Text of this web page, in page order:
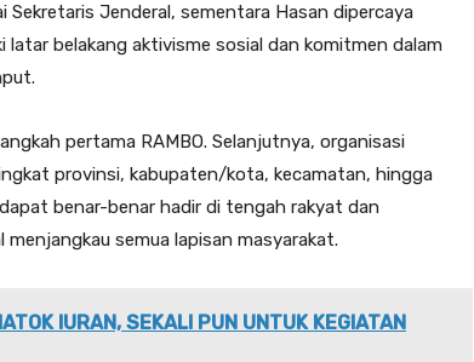
Jenderal, sementara Hasan dipercaya
latar belakang aktivisme sosial dan komitmen dalam
pertama RAMBO. Selanjutnya, organisasi
provinsi, kabupaten/kota, kecamatan, hingga
benar-benar hadir di tengah rakyat dan
semua lapisan masyarakat.
IURAN, SEKALI PUN UNTUK KEGIATAN